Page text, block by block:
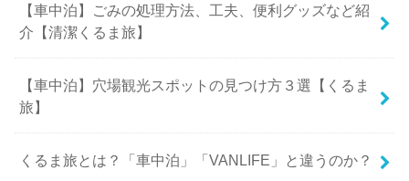
【車中泊】ごみの処理方法、工夫、便利グッズなど紹
介【清潔くるま旅】
【車中泊】穴場観光スポットの見つけ方３選【くるま
旅】
くるま旅とは？「車中泊」「VANLIFE」と違うのか？